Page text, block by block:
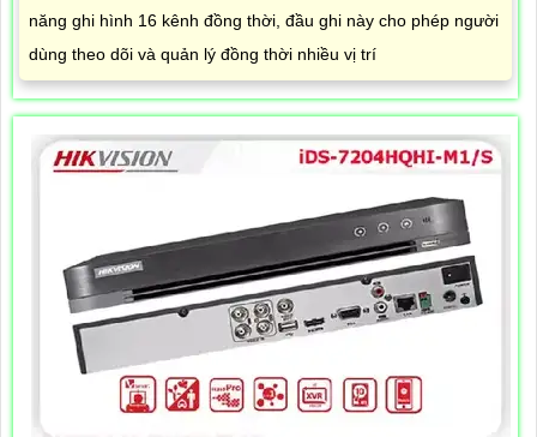
năng ghi hình 16 kênh đồng thời, đầu ghi này cho phép người
dùng theo dõi và quản lý đồng thời nhiều vị trí